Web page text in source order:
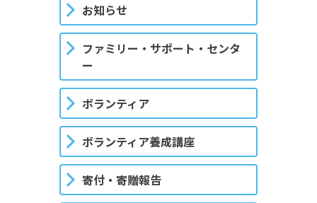
お知らせ
ファミリー・サポート・センタ
ー
ボランティア
ボランティア養成講座
寄付・寄贈報告